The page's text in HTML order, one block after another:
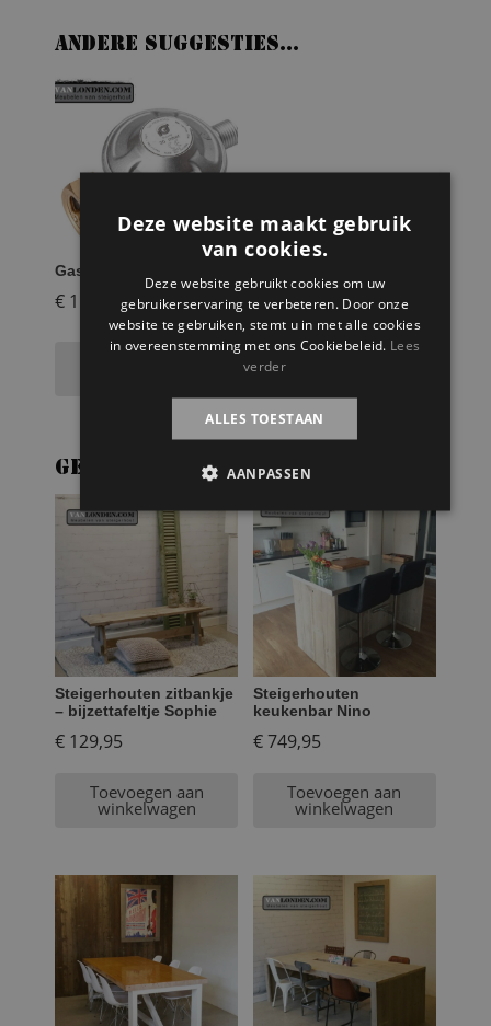
Andere suggesties…
Gasdrukregelaar
€ 15,00
Gerelateerde producten
Steigerhouten zitbankje
– bijzettafeltje Sophie
€ 129,95
Toevoegen aan
winkelwagen
Steigerhouten
keukenbar Nino
€749,95
Toevoegen aan
winkelwagen
Deze website maakt gebruik
van cookies.
Deze website gebruikt cookies om uw
gebruikerservaring te verbeteren. Door onze
website te gebruiken, stemt u in met alle cookies
in overeenstemming met ons Cookiebeleid. Lees
verder
ALLES TOESTAAN
AANPASSEN